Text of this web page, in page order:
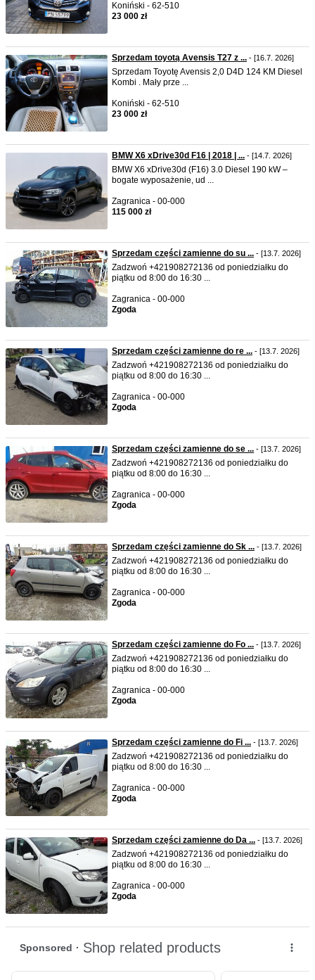
Koniński - 62-510
23 000 zł
Sprzedam toyotą Avensis T27 z ... - [16.7. 2026]
Sprzedam Toyotę Avensis 2,0 D4D 124 KM Diesel
Kombi . Mały prze ...
Koniński - 62-510
23 000 zł
BMW X6 xDrive30d F16 | 2018 | ... - [14.7. 2026]
BMW X6 xDrive30d (F16) 3.0 Diesel 190 kW –
bogate wyposażenie, ud ...
Zagranica - 00-000
115 000 zł
Sprzedam części zamienne do su ... - [13.7. 2026]
Zadzwoń +421908272136 od poniedziałku do
piątku od 8:00 do 16:30 ...
Zagranica - 00-000
Zgoda
Sprzedam części zamienne do re ... - [13.7. 2026]
Zadzwoń +421908272136 od poniedziałku do
piątku od 8:00 do 16:30 ...
Zagranica - 00-000
Zgoda
Sprzedam części zamienne do se ... - [13.7. 2026]
Zadzwoń +421908272136 od poniedziałku do
piątku od 8:00 do 16:30 ...
Zagranica - 00-000
Zgoda
Sprzedam części zamienne do Sk ... - [13.7. 2026]
Zadzwoń +421908272136 od poniedziałku do
piątku od 8:00 do 16:30 ...
Zagranica - 00-000
Zgoda
Sprzedam części zamienne do Fo ... - [13.7. 2026]
Zadzwoń +421908272136 od poniedziałku do
piątku od 8:00 do 16:30 ...
Zagranica - 00-000
Zgoda
Sprzedam części zamienne do Fi ... - [13.7. 2026]
Zadzwoń +421908272136 od poniedziałku do
piątku od 8:00 do 16:30 ...
Zagranica - 00-000
Zgoda
Sprzedam części zamienne do Da ... - [13.7. 2026]
Zadzwoń +421908272136 od poniedziałku do
piątku od 8:00 do 16:30 ...
Zagranica - 00-000
Zgoda